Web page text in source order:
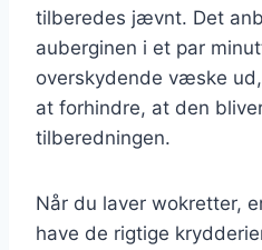
tilberedes jævnt. Det
auberginen i et par
overskydende væske
at forhindre, at den
tilberedningen.
Når du laver wokretter,
have de rigtige